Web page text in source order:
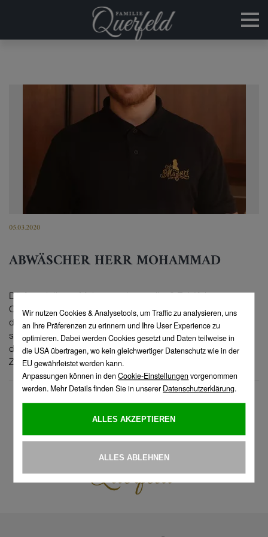
05.03.2020
ABWÄSCHER HERR MOHAMMAD
Dürfen wir Ihnen Mohammad vorstellen? Er hilft in unserem
Café Mozart bei dem täglichen Abwasch und sorgt zudem
dafür, dass in unserem Lager Ordnung herrscht. Was er an
seiner Arbeit am meisten schätzt? "Die netten Kollegen und
die positive Arbeitsatmosphäre sind gerade in stressigen
Zeiten eine Bereicherung."
zur Übersicht
Die erste Familie, die man sich aussuchen kann